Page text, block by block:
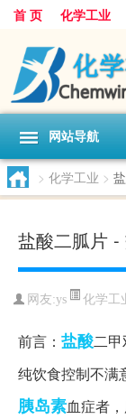
首 页 化学工业
网站导航
> 化学工业 >
盐酸二胍片
网友:ys 化学工
前言： 盐酸二
纯饮食控制不满
胰岛素血症者